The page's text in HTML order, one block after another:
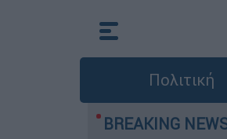
Πολιτική
BREAKING
μετά τον θάνατο